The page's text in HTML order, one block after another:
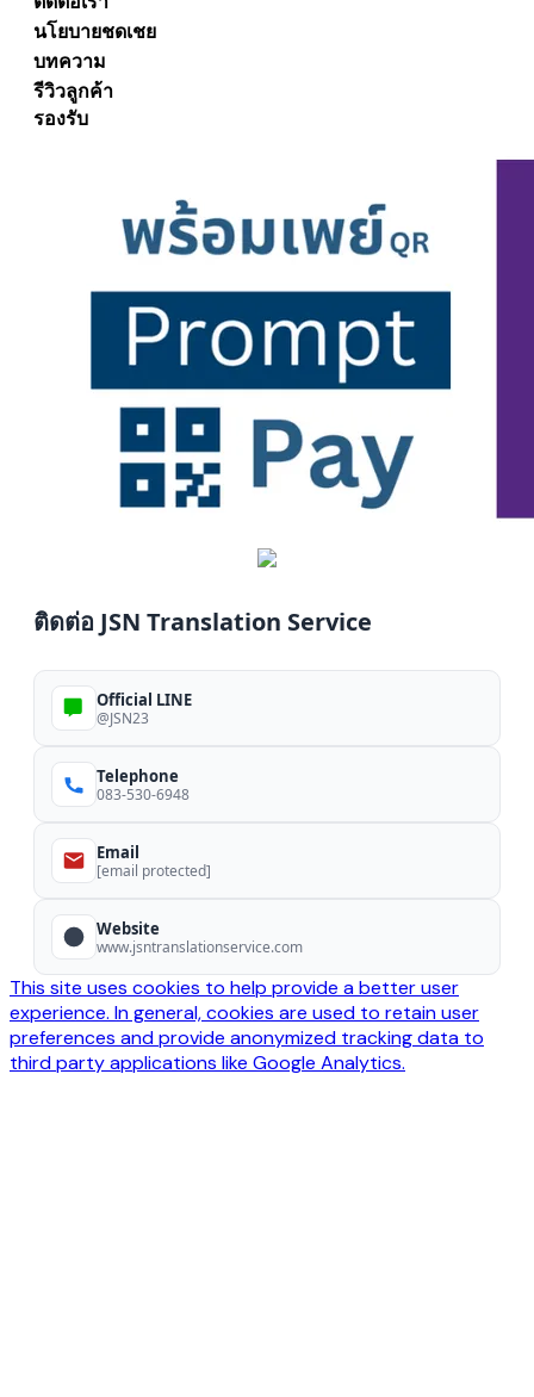
นโยบายชดเชย
บทความ
รีวิวลูกค้า
รองรับ
ติดต่อ JSN Translation Service
Official LINE
@JSN23
Telephone
083-530-6948
Email
[email protected]
Website
www.jsntranslationservice.com
This site uses cookies to help provide a better user
experience. In general, cookies are used to retain user
preferences and provide anonymized tracking data to
third party applications like Google Analytics.